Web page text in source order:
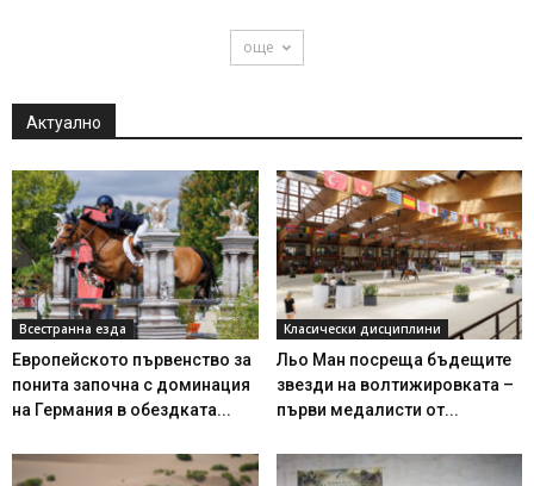
още
Актуално
Всестранна езда
Европейското първенство за
понита започна с доминация
на Германия в обездката...
Класически дисциплини
Льо Ман посреща бъдещите
звезди на волтижировката –
първи медалисти от...